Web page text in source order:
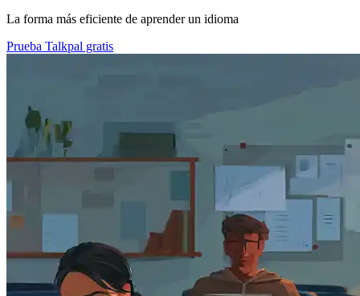
La forma más eficiente de aprender un idioma
Prueba Talkpal gratis